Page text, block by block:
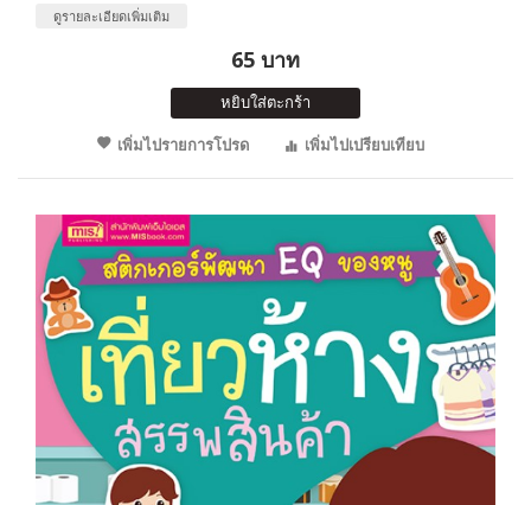
ดูรายละเอียดเพิ่มเติม
65 บาท
หยิบใส่ตะกร้า
เพิ่มไปรายการโปรด
เพิ่มไปเปรียบเทียบ